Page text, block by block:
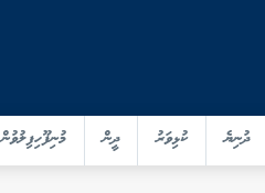
ދުނިޔެ ކުޅިވަރު ދީން މުނިފޫހިފިލުވުން